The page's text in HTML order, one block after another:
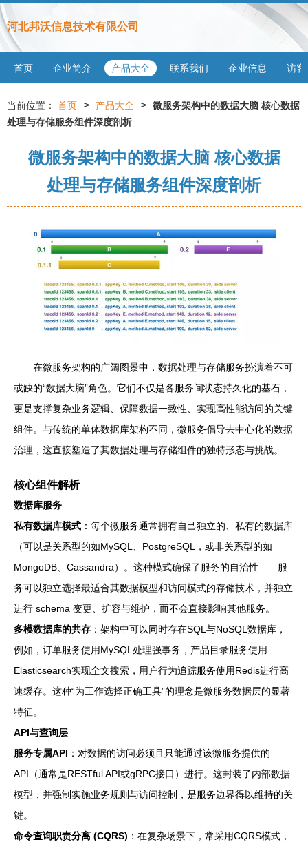
河北邦沃信息技术有限公司
首页 企业简介 产品大全 联系我们 企业信息 访客
当前位置： 首页 > 产品大全 > 微服务架构中的数据大脑 核心数据
处理与存储服务组件深度剖析
微服务架构中的数据大脑 核心数据
处理与存储服务组件深度剖析
在微服务架构的广阔图景中，数据处理与存储服务扮演着不可
或缺的“数据大脑”角色。它们不仅是各服务间状态持久化的基石，
更是支撑复杂业务逻辑、保障数据一致性、实现高性能访问的关键
组件。与传统的单体数据库架构不同，微服务倡导去中心化的数据
治理，这直接塑造了其数据处理与存储组件的独特形态与挑战。
核心组件解析
数据库服务
私有数据库模式 ：每个微服务通常拥有自己独立的、私有的数据库
（可以是关系型的如MySQL、PostgreSQL，或非关系型的如
MongoDB、Cassandra）。这种模式确保了服务的自治性——服
务可以独立选择最适合其数据模型和访问模式的存储技术，并独立
进行 schema 变更、扩容与维护，而不会直接影响其他服务。
多模数据库的共存 ：架构中可以同时存在SQL与NoSQL数据库，
例如，订单服务使用MySQL处理强事务，产品目录服务使用
Elasticsearch实现全文搜索，用户行为追踪服务使用Redis进行高
速缓存。这种“为工作选择正确工具”的理念是微服务数据层的显著
特征。
API与查询层
服务专属API ：对数据的访问必须且只能通过该微服务提供的
API（通常是RESTful API或gRPC接口）进行。这封装了内部数据
模型，并强制实施业务规则与访问控制，是服务边界得以维持的关
键。
命令查询职责分离 (CQRS) ：在复杂场景下，常采用CQRS模式，